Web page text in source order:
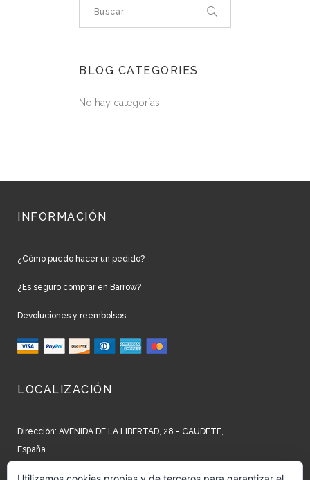
BLOG CATEGORIES
No hay categorías
INFORMACIÓN
¿Cómo puedo hacer un pedido?
¿Es seguro comprar en Barrow?
Devoluciones y reembolsos
LOCALIZACIÓN
Dirección: AVENIDA DE LA LIBERTAD, 28 - CAUDETE,
España
Teléfono: +34 965 827 250